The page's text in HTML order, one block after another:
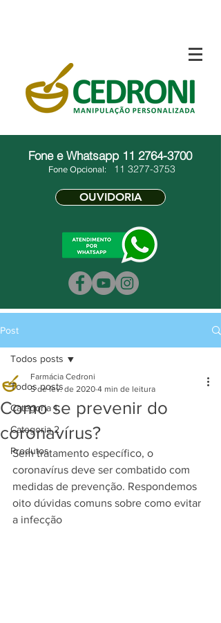
Fone e Whatsapp 11 2764-3700
Fone Opcional: 11 3277-3753
OUVIDORIA
Post
Todos posts
Categoria 1
Categoria 2
Produtos
Todos posts
Como se prevenir do
coronavírus?
Farmácia Cedroni
5 de fev. de 2020 4 min de leitura
Sem tratamento específico, o
coronavírus deve ser combatido com
medidas de prevenção. Respondemos
oito dúvidas comuns sobre como evitar
a infecção